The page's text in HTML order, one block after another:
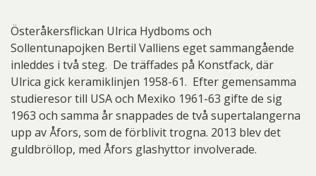
Österåkersflickan Ulrica Hydboms och
Sollentunapojken Bertil Valliens eget sammangående
inleddes i två steg. De träffades på Konstfack, där
Ulrica gick keramiklinjen 1958-61. Efter gemensamma
studieresor till USA och Mexiko 1961-63 gifte de sig
1963 och samma år snappades de två supertalangerna
upp av Åfors, som de förblivit trogna. 2013 blev det
guldbröllop, med Åfors glashyttor involverade.